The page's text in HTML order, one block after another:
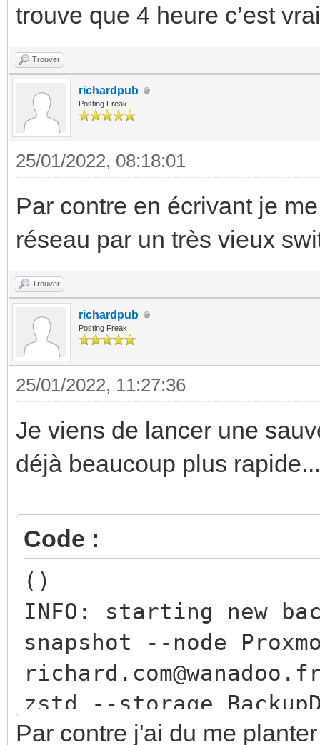
trouve que 4 heure c’est
Trouver
richardpub
Posting Freak
25/01/2022, 08:18:01
Par contre en écrivant je
réseau par un très vieux
Trouver
richardpub
Posting Freak
25/01/2022, 11:27:36
Je viens de lancer une
déjà beaucoup plus
Code :
()
INFO: starting new
snapshot --node
zstd --storage
INFO: Starting Backup
Par contre j'ai du me